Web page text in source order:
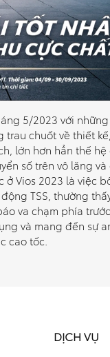
5/2023 với
chuốt về thiết
lớn hơn hẳn thế hệ
số trên vô lăng và
ở Vios 2023 là việc
TSS, thường
va chạm phía
và mang đến sự
cao tốc.
DỊCH VỤ